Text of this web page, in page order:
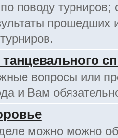
поводу турниров;
прошедших
вопросы или
и Вам
можно можно